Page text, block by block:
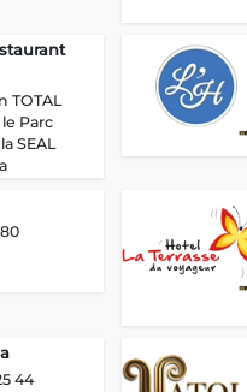
TOTAL
Parc
SEAL
44